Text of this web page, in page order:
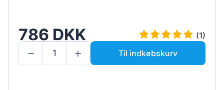
786 DKK
(1)
Til indkøbskurv